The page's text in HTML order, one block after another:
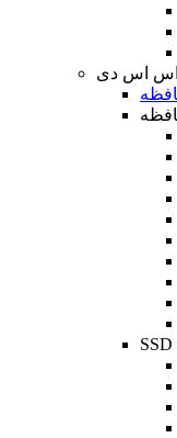
اس اس دی